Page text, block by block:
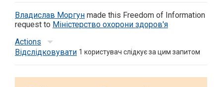
Владислав Моргун made this Freedom of Information
request to Міністерство охорони здоров'я
Actions
Відслідковувати 1 користувач слідкує за цим запитом